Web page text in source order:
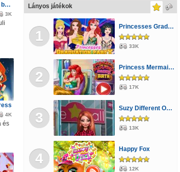
Monster school beach party game
3K
4K
és
Lányos játékok
1
Princesses Graduation Party Night
33K
2
Princess Mermaid Mommy Birth
17K
3
Suzy Different Outfit Events
13K
4
Happy Fox
12K